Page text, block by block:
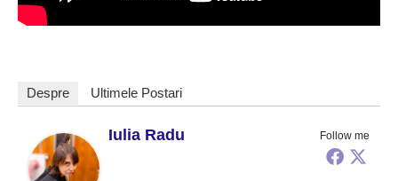
Despre Ultimele Postari
Follow me
Iulia Radu